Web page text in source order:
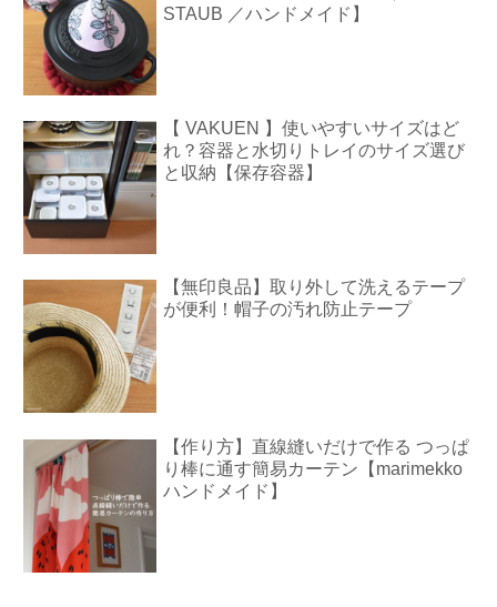
STAUB ／ハンドメイド】
【 VAKUEN 】使いやすいサイズはど
れ？容器と水切りトレイのサイズ選び
と収納【保存容器】
【無印良品】取り外して洗えるテープ
が便利！帽子の汚れ防止テープ
【作り方】直線縫いだけで作る つっぱ
り棒に通す簡易カーテン【marimekko
ハンドメイド】